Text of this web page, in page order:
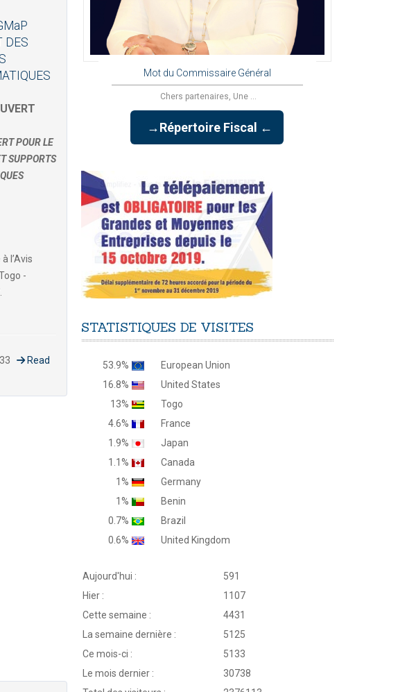
DES
POUR LE
SUPPORTS
l’Avis
-
Read
Mot du Commissaire Général
Chers partenaires, Une ...
→Répertoire Fiscal ←
STATISTIQUES DE VISITES
53.9%
European Union
16.8%
United States
13%
Togo
4.6%
France
1.9%
Japan
1.1%
Canada
1%
Germany
1%
Benin
0.7%
Brazil
0.6%
United Kingdom
Aujourd'hui :
591
Hier :
1107
Cette semaine :
4431
La semaine dernière :
5125
Ce mois-ci :
5133
Le mois dernier :
30738